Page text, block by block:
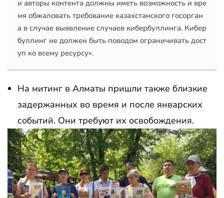
и авторы контента должны иметь возможность и вре
мя обжаловать требование казахстанского госорган
а в случае выявление случаев кибербуллинга. Кибер
буллинг не должен быть поводом ограничивать дост
уп ко всему ресурсу».
На митинг в Алматы пришли также близкие
задержанных во время и после январских
событий. Они требуют их освобождения.